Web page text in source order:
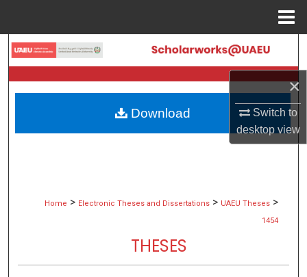
×
Switch to
desktopview
Search
Browse Collections
My Account
Home > Electronic Theses and Dissertations > UAEU Theses >
1454
THESES
Download